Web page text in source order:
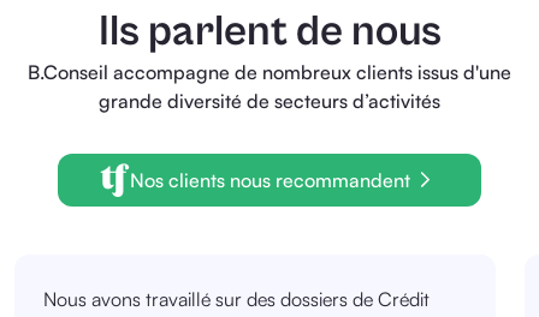
Ils parlent de nous
B.Conseil accompagne de nombreux clients issus d'une
grande diversité de secteurs d’activités
Nos clients nous recommandent
Nous avons travaillé sur des dossiers de Crédit